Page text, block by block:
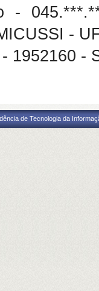
-
-
1952160 -
de Tecnologia da